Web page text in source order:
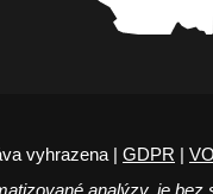
vyhrazena | GDPR |
analýzy, je bez